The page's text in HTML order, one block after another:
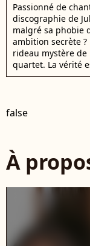
Passionné de
discographie de
malgré sa phobie
ambition secrète
rideau mystère
quartet. La vérité
false
À